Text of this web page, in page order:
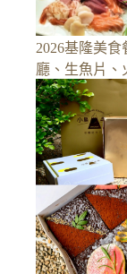
2026基隆美
廳、生魚片、